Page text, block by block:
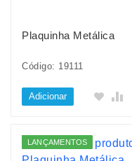
Plaquinha Metálica
Código: 19111
Adicionar
LANÇAMENTOS